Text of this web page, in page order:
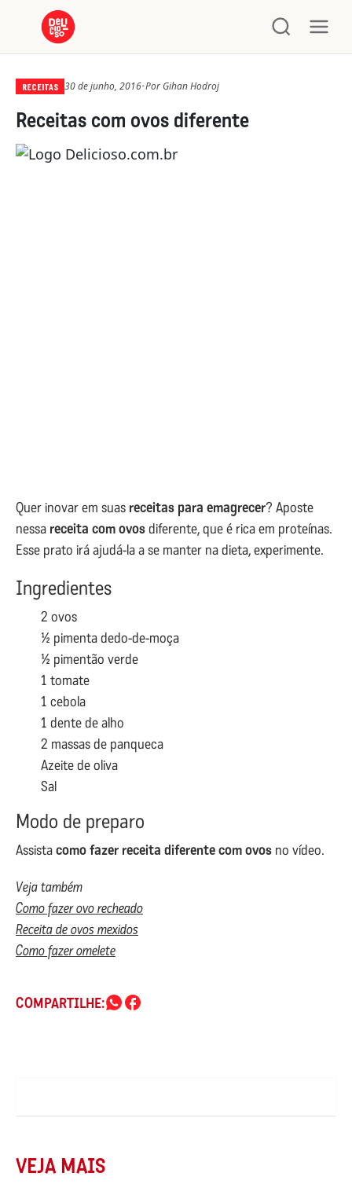
RECEITAS 30 de junho, 2016•Por Gihan Hodroj
Receitas com ovos diferente
Quer inovar em suas receitas para emagrecer? Aposte
nessa receita com ovosdiferente, que é rica em proteínas.
Esse prato irá ajudá-la a se manter na dieta, experimente.
Ingredientes
2 ovos
½ pimenta dedo-de-moça
½ pimentão verde
1 tomate
1 cebola
1 dente de alho
2 massas de panqueca
Azeite de oliva
Sal
Modo de preparo
Assistacomo fazer receita diferente com ovos no vídeo.
Veja também
Como fazer ovo recheado
Receita de ovos mexidos
Como fazer omelete
COMPARTILHE:
VEJA MAIS